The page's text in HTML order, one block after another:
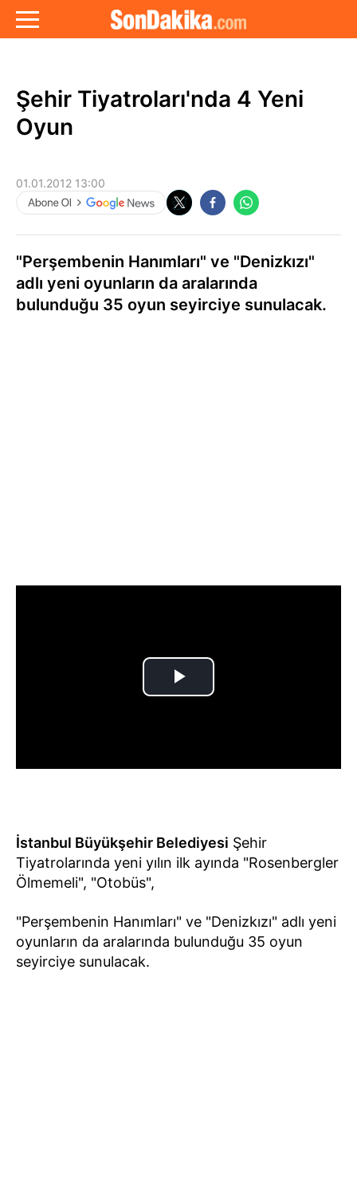
Şehir Tiyatroları'nda 4 Yeni
Oyun
01.01.2012 13:00
"Perşembenin Hanımları" ve "Denizkızı"
adlı yeni oyunların da aralarında
bulunduğu 35 oyun seyirciye sunulacak.
İstanbul Büyükşehir Belediyesi Şehir
Tiyatrolarında yeni yılın ilk ayında "Rosenbergler
Ölmemeli", "Otobüs",
"Perşembenin Hanımları" ve "Denizkızı" adlı yeni
oyunların da aralarında bulunduğu 35 oyun
seyirciye sunulacak.